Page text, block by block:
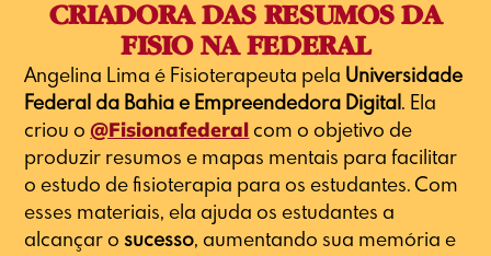
CRIADORA DAS RESUMOS DA
FISIO NA FEDERAL
Angelina Lima é Fisioterapeuta pela Universidade
Federal da Bahia e Empreendedora Digital. Ela
criou o@fisionafederalcom o objetivo de
produzir resumos e mapas mentais para facilitar
o estudo de fisioterapia para os estudantes. Com
esses materiais, ela ajuda os estudantes a
alcançar osucesso, aumentando sua memória e